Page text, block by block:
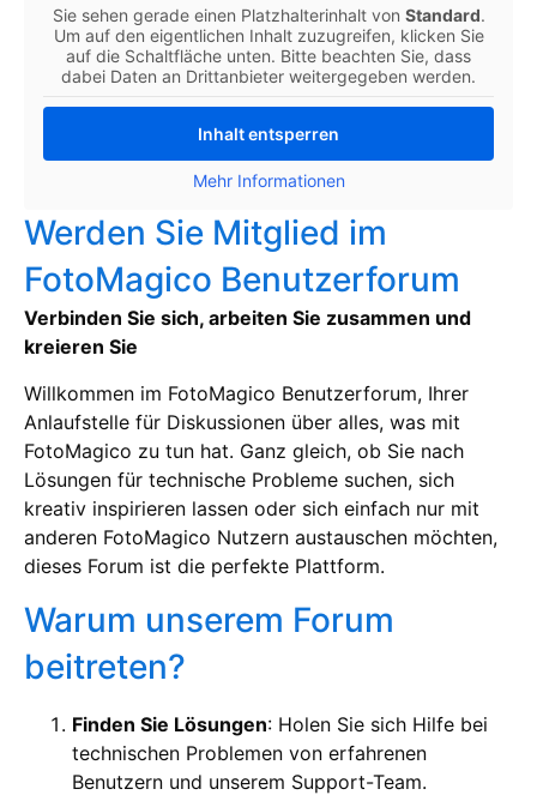
Sie sehen gerade einen Platzhalterinhalt von Standard.
Um auf den eigentlichen Inhalt zuzugreifen, klicken Sie
auf die Schaltfläche unten. Bitte beachten Sie, dass
dabei Daten an Drittanbieter weitergegeben werden.
Inhalt entsperren
Mehr Informationen
Werden Sie Mitglied im
FotoMagico Benutzerforum
Verbinden Sie sich, arbeiten Sie zusammen und
kreieren Sie
Willkommen im FotoMagico Benutzerforum, Ihrer
Anlaufstelle für Diskussionen über alles, was mit
FotoMagico zu tun hat. Ganz gleich, ob Sie nach
Lösungen für technische Probleme suchen, sich
kreativ inspirieren lassen oder sich einfach nur mit
anderen FotoMagico Nutzern austauschen möchten,
dieses Forum ist die perfekte Plattform.
Warum unserem Forum
beitreten?
Finden Sie Lösungen: Holen Sie sich Hilfe bei
technischen Problemen von erfahrenen
Benutzern und unserem Support-Team.